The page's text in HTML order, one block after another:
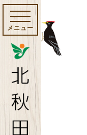
メニュー